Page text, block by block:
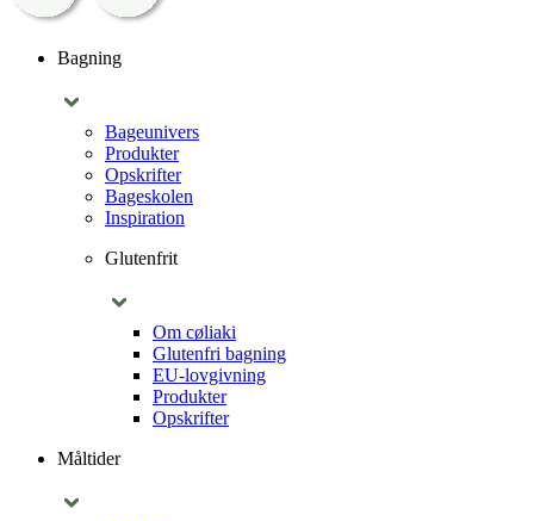
Bagning
Bageunivers
Produkter
Opskrifter
Bageskolen
Inspiration
Glutenfrit
Om cøliaki
Glutenfri bagning
EU-lovgivning
Produkter
Opskrifter
Måltider